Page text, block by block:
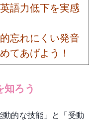
語力低下を実感
忘れにくい発音
てあげよう！
知ろう
的な技能」と「受動